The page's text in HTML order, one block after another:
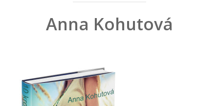
Anna Kohutová